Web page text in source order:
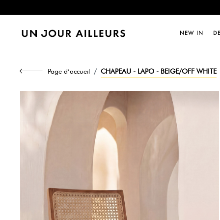
NEW IN
Page d’accueil CHAPEAU - LAPO - BEIGE/OFF WHITE